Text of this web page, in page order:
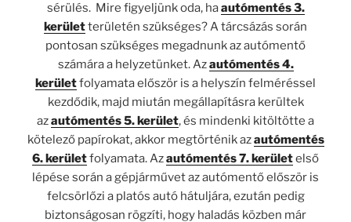
sérülés. Mire figyeljünk oda, haautómentés 3.
kerületterületén szükséges? A tárcsázás során
pontosan szükséges megadnunk az autómentő
számára a helyzetünket. Azautómentés 4.
kerületfolyamata először is a helyszín felméréssel
kezdődik, majd miután megállapításra kerültek
azautómentés 5. kerület, és mindenki kitöltötte a
kötelező papírokat, akkor megtörténik azautómentés
6. kerületfolyamata. Azautómentés 7. kerületelső
lépése során a gépjárművet az autómentő először is
felcsörlőzi a platós autó hátuljára, ezután pedig
biztonságosan rögzíti, hogy haladás közben már